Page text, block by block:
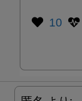
10